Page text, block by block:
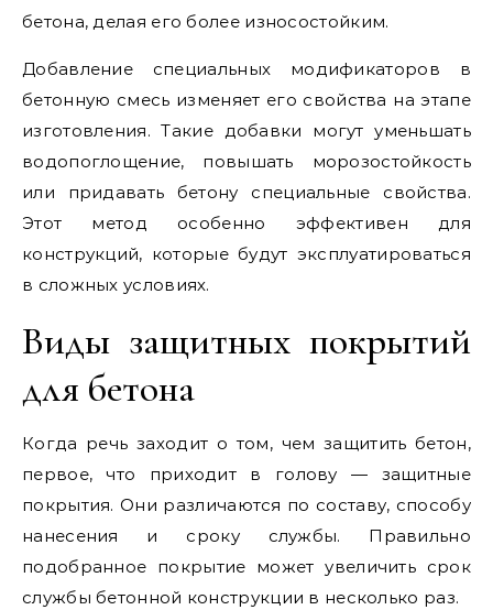
бетона, делая его более износостойким.
Добавление специальных модификаторов в
бетонную смесь изменяет его свойства на этапе
изготовления. Такие добавки могут уменьшать
водопоглощение, повышать морозостойкость
или придавать бетону специальные свойства.
Этот метод особенно эффективен для
конструкций, которые будут эксплуатироваться
в сложных условиях.
Виды защитных покрытий
для бетона
Когда речь заходит о том, чем защитить бетон,
первое, что приходит в голову — защитные
покрытия. Они различаются по составу, способу
нанесения и сроку службы. Правильно
подобранное покрытие может увеличить срок
службы бетонной конструкции в несколько раз.